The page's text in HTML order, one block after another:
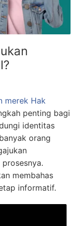
merek Hak
penting bagi
identitas
orang
membahas
informatif.